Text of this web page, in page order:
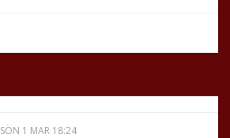
SÖN 1 MAR 18:24